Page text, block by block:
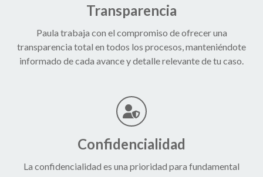
Transparencia
Paula trabaja con el compromiso de ofrecer una
transparencia total en todos los procesos, manteniéndote
informado de cada avance y detalle relevante de tu caso.
Confidencialidad
La confidencialidad es una prioridad para fundamental